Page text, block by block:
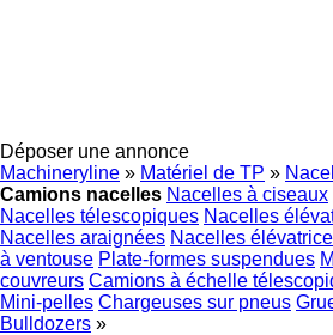
Déposer une annonce
Machineryline » Matériel de TP »
Camions nacelles Nacelles à ciseaux
Nacelles télescopiques Nacelles
Nacelles araignées Nacelles
à ventouse Plate-formes suspendues
couvreurs Camions à échelle
Mini-pelles Chargeuses sur pneus
Bulldozers »